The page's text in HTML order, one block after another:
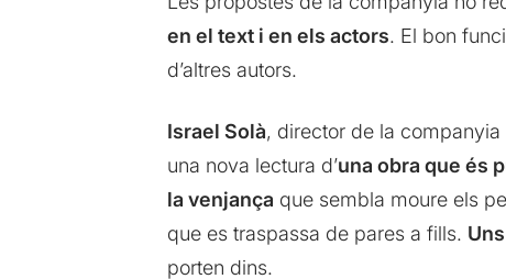
en el text i en els actors. El bon
d’altres autors.
Israel Solà, director de la
una nova lectura d’una obra que és
la venjança que sembla moure els
que es traspassa de pares a fills.
porten dins.